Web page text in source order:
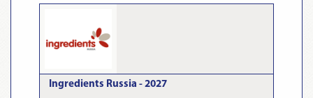
Ingredients Russia - 2027